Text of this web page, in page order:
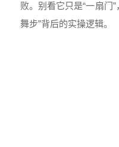
败。别看它只是“一扇门
舞步”背后的实操逻辑。